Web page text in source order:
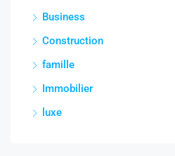
Business
Construction
famille
Immobilier
luxe